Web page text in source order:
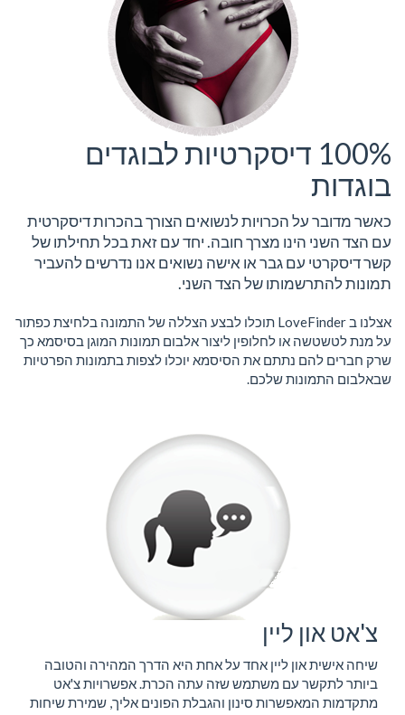
100% דיסקרטיות לבוגדים
בוגדות
כאשר מדובר על הכרויות לנשואים הצורך בהכרות דיסקרטית
עם הצד השני הינו מצרך חובה. יחד עם זאת בכל תחילתו של
קשר דיסקרטי עם גבר או אישה נשואים אנו נדרשים להעביר
תמונות להתרשמותו של הצד השני.
אצלנו ב LoveFinder תוכלו לבצע הצללה של התמונה בלחיצת כפתור
על מנת לטשטשה או לחלופין ליצור אלבום תמונות המוגן בסיסמא כך
שרק חברים להם נתתם את הסיסמא יוכלו לצפות בתמונות הפרטיות
שבאלבום התמונות שלכם.
צ'אט און ליין
שיחה אישית און ליין אחד על אחת היא הדרך המהירה והטובה
ביותר לתקשר עם משתמש שזה עתה הכרת. אפשרויות צ'אט
מתקדמות המאפשרות סינון והגבלת הפונים אליך, שמירת שיחות